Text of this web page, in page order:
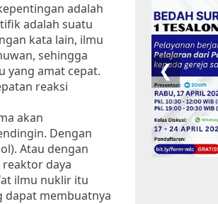
adalah
adalah suatu
kata lain, ilmu
sehingga
yang amat cepat.
reaksi
akan
Dengan
Atau dengan
daya
ilmu nuklir itu
dapat membuatnya